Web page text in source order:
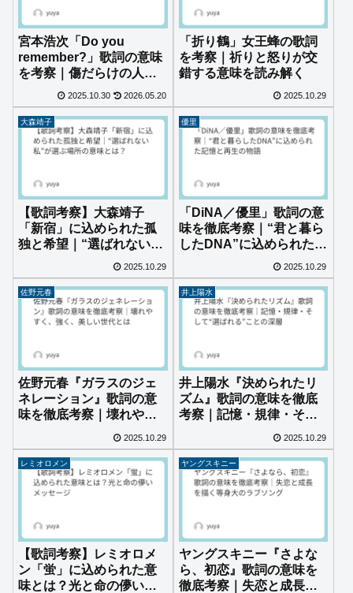
宮本浩次「Do you
remember?」歌詞の意味
を考察｜傷だらけの人生
を肯定する再生のロック
2025.10.30 2026.05.20
「折り鶴」女王蜂の歌詞
を考察｜祈りと怒りが交
錯する意味を読み解く
2025.10.29
大森靖子
【歌詞考察】大森靖子
「新宿」に込められた孤
独と希望｜“選ばれない
私”が選ぶ場所の意味と
は？
2025.10.29
優里
「DiNA／優里」歌詞の意
味を徹底考察｜“君と暮ら
したDNA”に込められた記
2025.10.29
佐野元春
佐野元春『ガラスのジェ
ネレーション』歌詞の意
味を徹底考察｜壊れやす
は
2025.10.29
井上陽水
井上陽水『決められたリ
ズム』歌詞の意味を徹底
考察｜記憶・規律・そし
2025.10.29
レミオロメン
【歌詞考察】レミオロメ
ン「蛍」に込められた意
味とは？光と命の儚いメ
ヤングスキニー
ヤングスキニー『さよな
ら、初恋』歌詞の意味を
徹底考察｜失恋と成長を